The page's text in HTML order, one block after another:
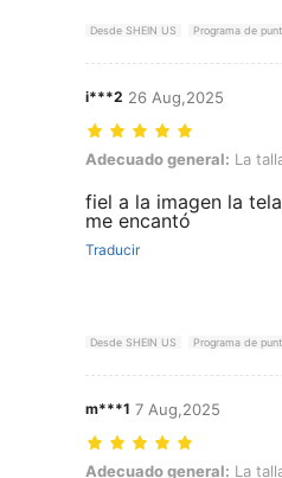
Desde SHEIN US Programa de
i***2 26 Aug,2025
Adecuado general: La talla
Adecuado general: La
fiel a la imagen la
me encantó
Traducir
Desde SHEIN US Programa de
m***1 7 Aug,2025
Adecuado general: La talla
Adecuado general: La